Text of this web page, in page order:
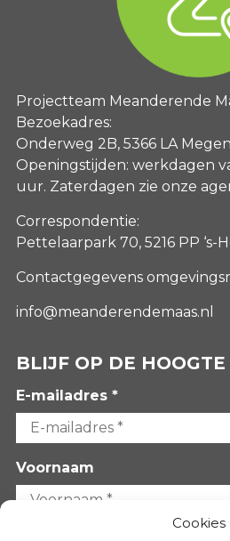
Cookies
Projectteam Meanderende
Bezoekadres:
Onderweg 2B, 5366 LA Megen
Openingstijden: werkdagen
uur. Zaterdagen zie onze
Correspondentie:
Pettelaarpark 70, 5216 PP
Contactgegevens
info@meanderendemaas.nl
BLIJF OP DE HOOGTE
E-mailadres *
Voornaam